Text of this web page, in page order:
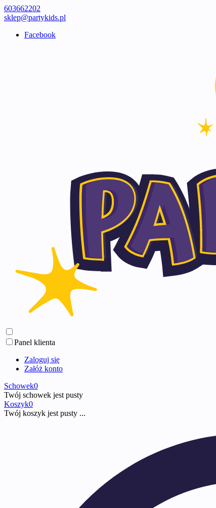
603662202
sklep@partykids.pl
Facebook
Panel klienta
Zaloguj się
Załóż konto
Schowek0
Twój schowek jest pusty
Koszyk0
Twój koszyk jest pusty ...